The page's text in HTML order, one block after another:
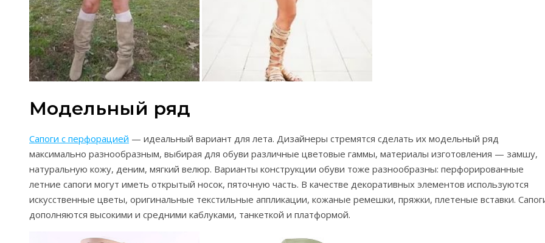
Модельный ряд
Сапоги с перфорацией — идеальный вариант для лета. Дизайнеры стремятся сделать их модельный ряд
максимально разнообразным, выбирая для обуви различные цветовые гаммы, материалы изготовления — замшу,
натуральную кожу, деним, мягкий велюр. Варианты конструкции обуви тоже разнообразны: перфорированные
летние сапоги могут иметь открытый носок, пяточную часть. В качестве декоративных элементов используются
искусственные цветы, оригинальные текстильные аппликации, кожаные ремешки, пряжки, плетеные вставки.
дополняются высокими и средними каблуками, танкеткой и платформой.